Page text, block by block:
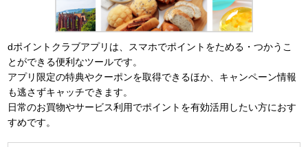
dポイントクラブアプリは、スマホでポイントをためる・つかうこ
とができる便利なツールです。
アプリ限定の特典やクーポンを取得できるほか、キャンペーン情報
も逃さずキャッチできます。
日常のお買物やサービス利用でポイントを有効活用したい方におす
すめです。